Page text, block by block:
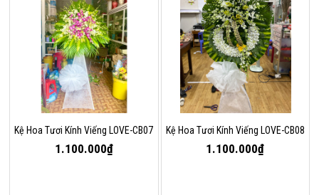
Kệ Hoa Tươi Kính Viếng LOVE-CB07
1.100.000₫
Kệ Hoa Tươi Kính Viếng LOVE-CB08
1.100.000₫